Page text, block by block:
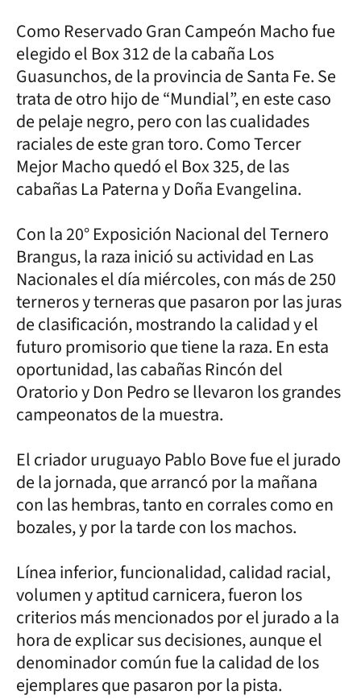
Como Reservado Gran Campeón Macho fue
elegido el Box 312 de la cabaña Los
Guasunchos, de la provincia de Santa Fe. Se
trata de otro hijo de “Mundial”, en este caso
de pelaje negro, pero con las cualidades
raciales de este gran toro. Como Tercer
Mejor Macho quedó el Box 325, de las
cabañas La Paterna y Doña Evangelina.
Con la 20° Exposición Nacional del Ternero
Brangus, la raza inició su actividad en Las
Nacionales el día miércoles, con más de 250
terneros y terneras que pasaron por las juras
de clasificación, mostrando la calidad y el
futuro promisorio que tiene la raza. En esta
oportunidad, las cabañas Rincón del
Oratorio y Don Pedro se llevaron los grandes
campeonatos de la muestra.
El criador uruguayo Pablo Bove fue el jurado
de la jornada, que arrancó por la mañana
con las hembras, tanto en corrales como en
bozales, y por la tarde con los machos.
Línea inferior, funcionalidad, calidad racial,
volumen y aptitud carnicera, fueron los
criterios más mencionados por el jurado a la
hora de explicar sus decisiones, aunque el
denominador común fue la calidad de los
ejemplares que pasaron por la pista.